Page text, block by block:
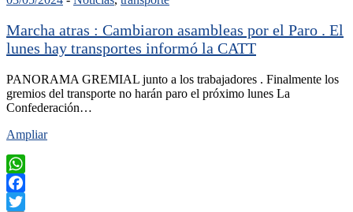
Marcha atras : Cambiaron asambleas por el Paro . El
lunes hay transportes informó la CATT
PANORAMA GREMIAL junto a los trabajadores . Finalmente los
gremios del transporte no harán paro el próximo lunes La
Confederación…
Ampliar
WhatsApp
Facebook